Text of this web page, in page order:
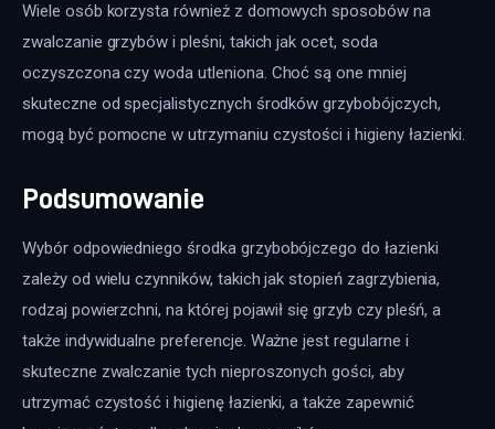
Wiele osób korzysta również z domowych sposobów na
zwalczanie grzybów i pleśni, takich jak ocet, soda
oczyszczona czy woda utleniona. Choć są one mniej
skuteczne od specjalistycznych środków grzybobójczych,
mogą być pomocne w utrzymaniu czystości i higieny łazienki.
Podsumowanie
Wybór odpowiedniego środka grzybobójczego do łazienki
zależy od wielu czynników, takich jak stopień zagrzybienia,
rodzaj powierzchni, na której pojawił się grzyb czy pleśń, a
także indywidualne preferencje. Ważne jest regularne i
skuteczne zwalczanie tych nieproszonych gości, aby
utrzymać czystość i higienę łazienki, a także zapewnić